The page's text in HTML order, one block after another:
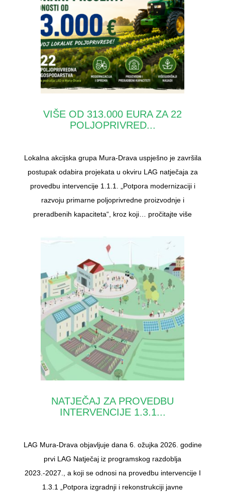
VIŠE OD 313.000 EURA ZA 22
POLJOPRIVRED...
Lokalna akcijska grupa Mura-Drava uspješno je završila
postupak odabira projekata u okviru LAG natječaja za
provedbu intervencije 1.1.1. „Potpora modernizaciji i
razvoju primarne poljoprivredne proizvodnje i
preradbenih kapaciteta“, kroz koji… pročitajte više
NATJEČAJ ZA PROVEDBU
INTERVENCIJE 1.3.1...
LAG Mura-Drava objavljuje dana 6. ožujka 2026. godine
prvi LAG Natječaj iz programskog razdoblja
2023.-2027., a koji se odnosi na provedbu intervencije I
1.3.1 „Potpora izgradnji i rekonstrukciji javne